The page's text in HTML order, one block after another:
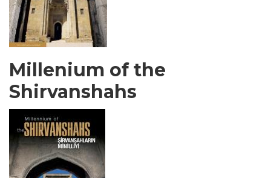
Millenium of the
Shirvanshahs